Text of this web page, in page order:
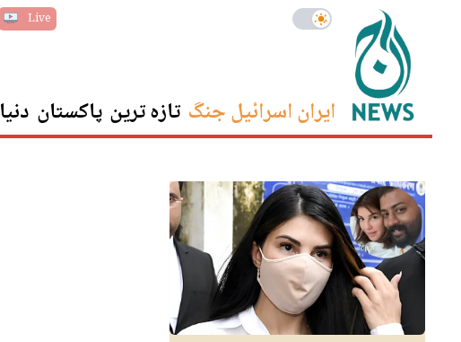
Live
ایران اسرائیل جنگ تازہ ترین پاکستان دنیا